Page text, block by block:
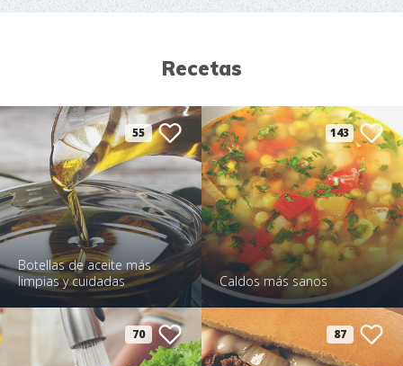
Recetas
55
Botellas de aceite más
limpias y cuidadas
143
Caldos más sanos
70 87